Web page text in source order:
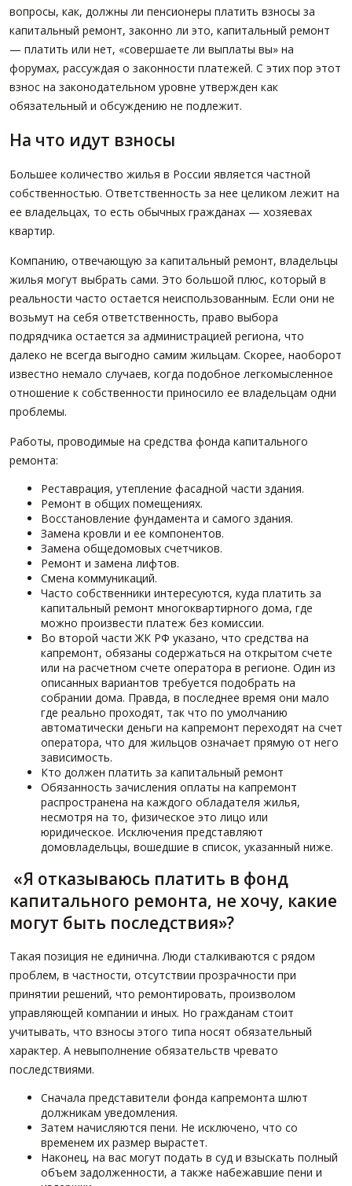
вопросы, как, должны ли пенсионеры платить взносы за
капитальный ремонт, законно ли это, капитальный ремонт
— платить или нет, «совершаете ли выплаты вы» на
форумах, рассуждая о законности платежей. С этих пор этот
взнос на законодательном уровне утвержден как
обязательный и обсуждению не подлежит.
На что идут взносы
Большее количество жилья в России является частной
собственностью. Ответственность за нее целиком лежит на
ее владельцах, то есть обычных гражданах — хозяевах
квартир.
Компанию, отвечающую за капитальный ремонт, владельцы
жилья могут выбрать сами. Это большой плюс, который в
реальности часто остается неиспользованным. Если они не
возьмут на себя ответственность, право выбора
подрядчика остается за администрацией региона, что
далеко не всегда выгодно самим жильцам. Скорее, наоборот
известно немало случаев, когда подобное легкомысленное
отношение к собственности приносило ее владельцам одни
проблемы.
Работы, проводимые на средства фонда капитального
ремонта:
Реставрация, утепление фасадной части здания.
Ремонт в общих помещениях.
Восстановление фундамента и самого здания.
Замена кровли и ее компонентов.
Замена общедомовых счетчиков.
Ремонт и замена лифтов.
Смена коммуникаций.
Часто собственники интересуются, куда платить за
капитальный ремонт многоквартирного дома, где
можно произвести платеж без комиссии.
Во второй части ЖК РФ указано, что средства на
капремонт, обязаны содержаться на открытом счете
или на расчетном счете оператора в регионе. Один из
описанных вариантов требуется подобрать на
собрании дома. Правда, в последнее время они мало
где реально проходят, так что по умолчанию
автоматически деньги на капремонт переходят на счет
оператора, что для жильцов означает прямую от него
зависимость.
Кто должен платить за капитальный ремонт
Обязанность зачисления оплаты на капремонт
распространена на каждого обладателя жилья,
несмотря на то, физическое это лицо или
юридическое. Исключения представляют
домовладельцы, вошедшие в список, указанный ниже.
«Я отказываюсь платить в фонд
капитального ремонта, не хочу, какие
могут быть последствия»?
Такая позиция не единична. Люди сталкиваются с рядом
проблем, в частности, отсутствии прозрачности при
принятии решений, что ремонтировать, произволом
управляющей компании и иных. Но гражданам стоит
учитывать, что взносы этого типа носят обязательный
характер. А невыполнение обязательств чревато
последствиями.
Сначала представители фонда капремонта шлют
должникам уведомления.
Затем начисляются пени. Не исключено, что со
временем их размер вырастет.
Наконец, на вас могут подать в суд и взыскать полный
объем задолженности, а также набежавшие пени и